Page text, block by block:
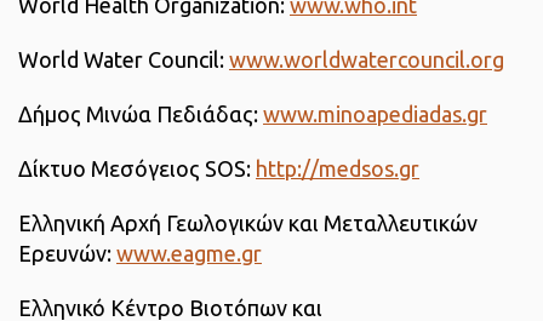
World Health Organization: www.who.int
World Water Council: www.worldwatercouncil.org
Δήμος Μινώα Πεδιάδας: www.minoapediadas.gr
Δίκτυο Μεσόγειος SOS: http://medsos.gr
Ελληνική Αρχή Γεωλογικών και Μεταλλευτικών
Ερευνών: www.eagme.gr
Ελληνικό Κέντρο Βιοτόπων και